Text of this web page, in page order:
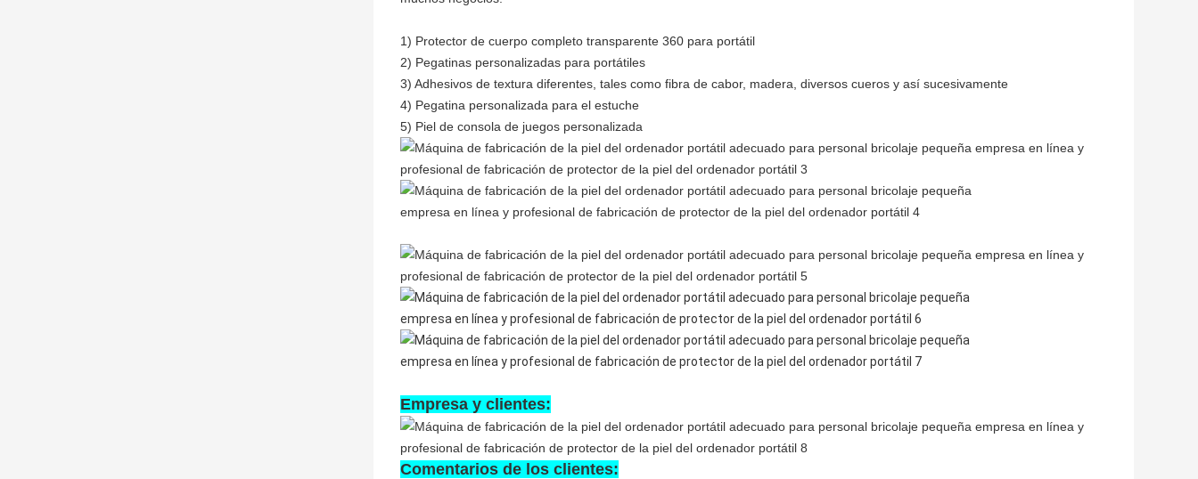
1) Protector de cuerpo completo transparente 360 para portátil
2) Pegatinas personalizadas para portátiles
3) Adhesivos de textura diferentes, tales como fibra de cabor, madera, diversos cueros y así sucesivamente
4) Pegatina personalizada para el estuche
5) Piel de consola de juegos personalizada
Empresa y clientes:
Comentarios de los clientes: